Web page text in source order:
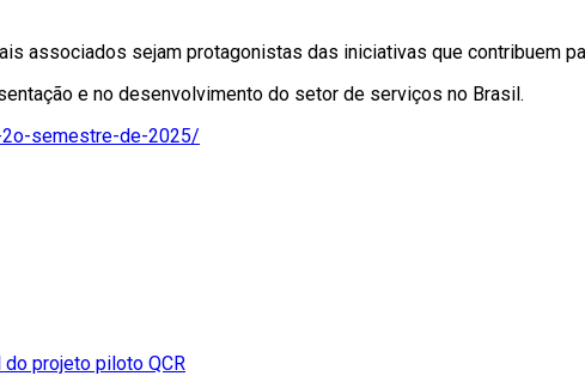
associados sejam protagonistas das iniciativas que contribuem
e no desenvolvimento do setor de serviços no Brasil.
semestre-de-2025/
projeto piloto QCR